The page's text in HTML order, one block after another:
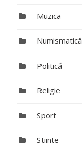
Muzica
Numismatică
Politică
Religie
Sport
Stiinte